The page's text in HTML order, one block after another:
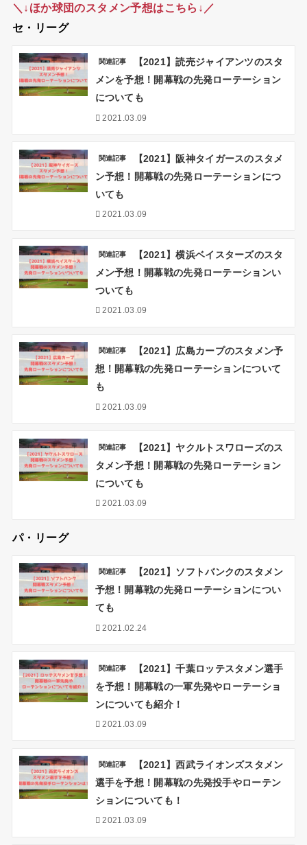
＼↓ほか球団のスタメン予想はこちら↓／
セ・リーグ
関連記事
【2021】読売ジャイアンツのスタ
メンを予想！開幕戦の先発ローテーション
についても
2021.03.09
関連記事
【2021】阪神タイガースのスタメ
ン予想！開幕戦の先発ローテーションにつ
いても
2021.03.09
関連記事
【2021】横浜ベイスターズのスタ
メン予想！開幕戦の先発ローテーションい
ついても
2021.03.09
関連記事
【2021】広島カープのスタメン予
想！開幕戦の先発ローテーションについて
も
2021.03.09
関連記事
【2021】ヤクルトスワローズのス
タメン予想！開幕戦の先発ローテーション
についても
2021.03.09
パ・リーグ
関連記事
【2021】ソフトバンクのスタメン
予想！開幕戦の先発ローテーションについ
ても
2021.02.24
関連記事
【2021】千葉ロッテスタメン選手
を予想！開幕戦の一軍先発やローテーショ
ンについても紹介！
2021.03.09
関連記事
【2021】西武ライオンズスタメン
選手を予想！開幕戦の先発投手やローテン
ションについても！
2021.03.09